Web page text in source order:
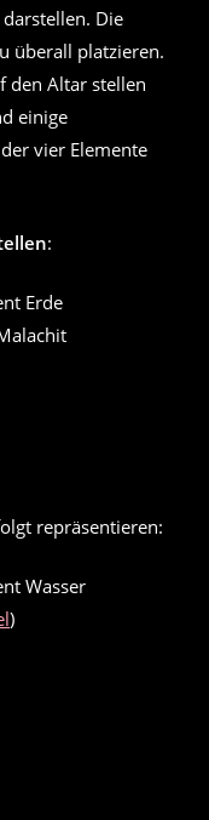
Die
überall platzieren.
den Altar stellen
einige
vier Elemente
:
Erde
repräsentieren:
Wasser
)